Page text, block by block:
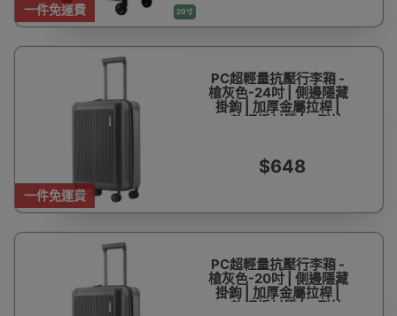
一件免運費 20寸
一件免運費
PC超輕量抗壓行李箱 -
槍灰色-24吋 | 側邊隱藏
掛鉤 | 加厚金屬拉桿 |
PC軟鋼板材質 | U型拉
$648
PC超輕量抗壓行李箱 -
槍灰色-20吋 | 側邊隱藏
掛鉤 | 加厚金屬拉桿 |
PC軟鋼板材質 | U型拉